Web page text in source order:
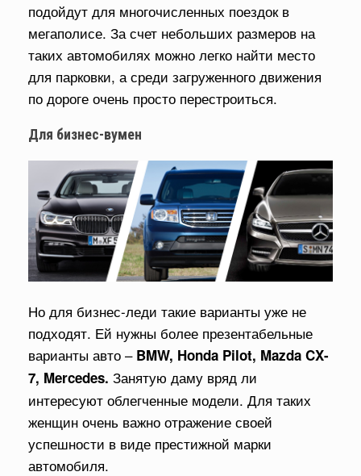
подойдут для многочисленных поездок в
мегаполисе. За счет небольших размеров на
таких автомобилях можно легко найти место
для парковки, а среди загруженного движения
по дороге очень просто перестроиться.
Для бизнес-вумен
Но для бизнес-леди такие варианты уже не
подходят. Ей нужны более презентабельные
варианты авто – BMW, Honda Pilot, Mazda CX-
7, Mercedes. Занятую даму вряд ли
интересуют облегченные модели. Для таких
женщин очень важно отражение своей
успешности в виде престижной марки
автомобиля.